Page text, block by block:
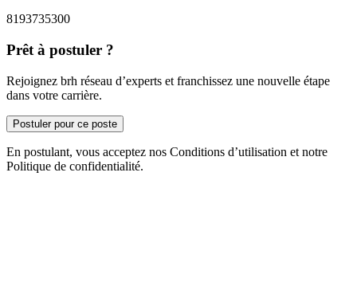
8193735300
Prêt à postuler ?
Rejoignez brh réseau d’experts et franchissez une nouvelle étape
dans votre carrière.
Postuler pour ce poste
En postulant, vous acceptez nos Conditions d’utilisation et notre
Politique de confidentialité.